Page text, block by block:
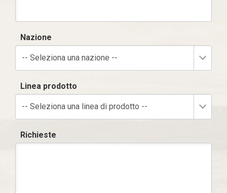
Nazione
-- Seleziona una nazione --
Linea prodotto
-- Seleziona una linea di prodotto --
Richieste